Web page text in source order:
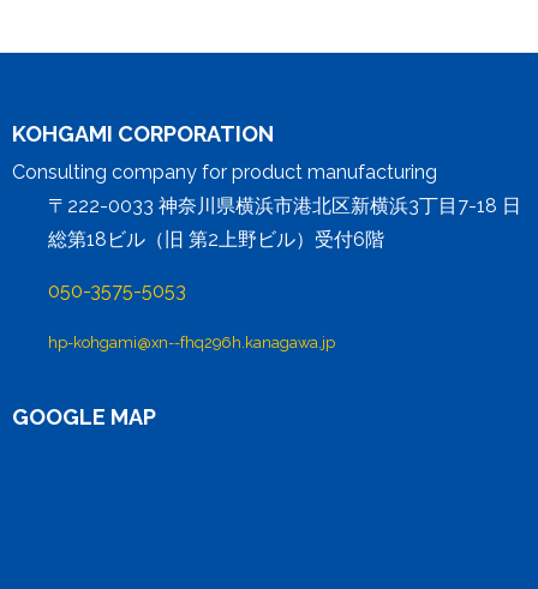
KOHGAMI CORPORATION
Consulting company for product manufacturing
〒222-0033 神奈川県横浜市港北区新横浜3丁目7-18 日
総第18ビル（旧 第2上野ビル）受付6階
050-3575-5053
hp-kohgami@xn--fhq296h.kanagawa.jp
GOOGLE MAP